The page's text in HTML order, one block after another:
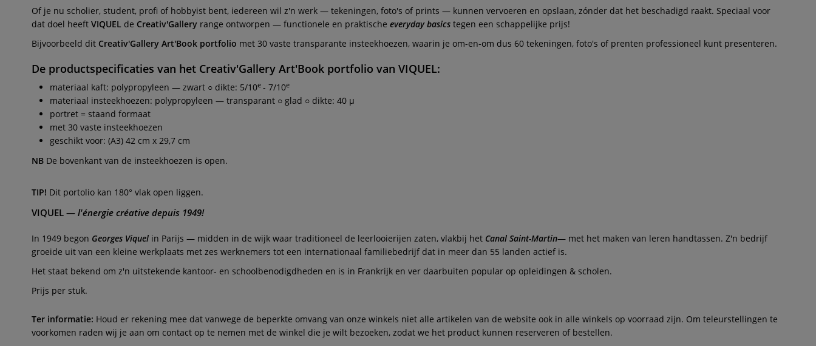
Of je nu scholier, student, profi of hobbyist bent, iedereen wil z'n werk — tekeningen, foto's of prints — kunnen vervoeren en opslaan, zónder dat het beschadigd raakt. Speciaal voor
dat doel heeft VIQUEL de Creativ'Gallery range ontworpen — functionele en praktische everyday basics tegen een schappelijke prijs!
Bijvoorbeeld dit Creativ'Gallery Art'Book portfolio met 30 vaste transparante insteekhoezen, waarin je om-en-om dus 60 tekeningen, foto's of prenten professioneel kunt presenteren.
De productspecificaties van het Creativ'Gallery Art'Book portfolio van VIQUEL:
materiaal kaft: polypropyleen — zwart ○ dikte: 5/10e - 7/10e
materiaal insteekhoezen: polypropyleen — transparant ○ glad ○ dikte: 40 µ
portret = staand formaat
met 30 vaste insteekhoezen
geschikt voor: (A3) 42 cm x 29,7 cm
NB De bovenkant van de insteekhoezen is open.
TIP! Dit portolio kan 180° vlak open liggen.
VIQUEL — l'énergie créative depuis 1949!
In 1949 begon Georges Viquel in Parijs — midden in de wijk waar traditioneel de leerlooierijen zaten, vlakbij het Canal Saint-Martin— met het maken van leren handtassen. Z'n bedrijf
groeide uit van een kleine werkplaats met zes werknemers tot een internationaal familiebedrijf dat in meer dan 55 landen actief is.
Het staat bekend om z'n uitstekende kantoor- en schoolbenodigdheden en is in Frankrijk en ver daarbuiten popular op opleidingen & scholen.
Prijs per stuk.
Ter informatie: Houd er rekening mee dat vanwege de beperkte omvang van onze winkels niet alle artikelen van de website ook in alle winkels op voorraad zijn. Om teleurstellingen te
voorkomen raden wij je aan om contact op te nemen met de winkel die je wilt bezoeken, zodat we het product kunnen reserveren of bestellen.